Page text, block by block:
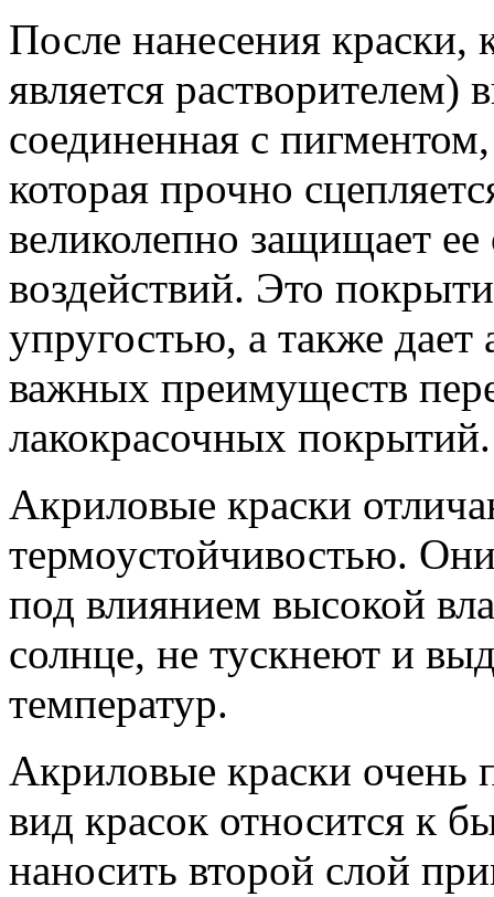
После нанесения краски,
является
соединенная с
которая прочно
великолепно защищает
воздействий. Это
упругостью, а также дает
важных преимуществ
лакокрасочных покрытий.
Акриловые краски
термоустойчивостью.
под влиянием высокой
солнце, не тускнеют и
температур.
Акриловые краски очень
вид красок относится к
наносить второй слой